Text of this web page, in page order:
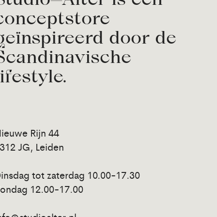
door de
Rijn 44
JG, Leiden
tot zaterdag 10.00-17.30
12.00-17.00